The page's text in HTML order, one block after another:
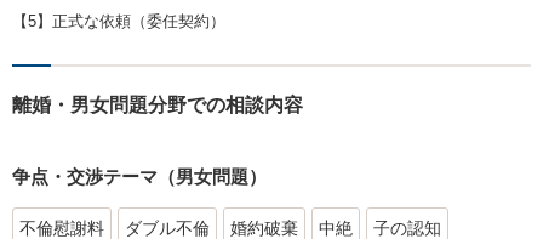
【5】正式な依頼（委任契約）
離婚・男女問題分野での相談内容
争点・交渉テーマ（男女問題）
不倫慰謝料 ダブル不倫 婚約破棄 中絶 子の認知